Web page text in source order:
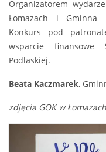
Organizatorem
Łomazach i Gminna
Konkurs pod
wsparcie finansowe
Podlaskiej.
Beata Kaczmarek,
zdjęcia GOK w Łomazach